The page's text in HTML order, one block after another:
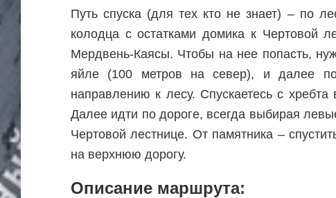
Путь спуска (для тех кто не знает) – по
колодца с остатками домика к Чертовой
Мердвень-Каясы. Чтобы на нее попасть,
яйле (100 метров на север), и далее
направлению к лесу. Спускаетесь с
Далее идти по дороге, всегда выбирая
Чертовой лестнице. От памятника –
на верхнюю дорогу.
Описание маршрута: